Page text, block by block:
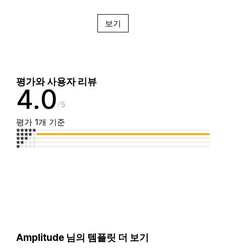
보기
평가와 사용자 리뷰
4.0 5
평가 1개 기준
Amplitude 님의 템플릿 더 보기